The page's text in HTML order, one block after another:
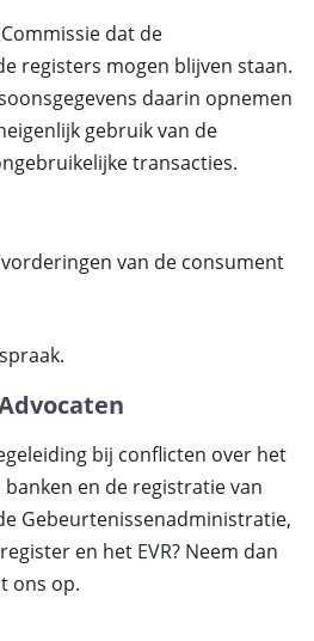
dat de
registers mogen blijven staan.
daarin opnemen
gebruik van de
transacties.
van de consument
bij conflicten over het
banken en de registratie van
Gebeurtenissenadministratie,
en het EVR? Neem dan
ons op.